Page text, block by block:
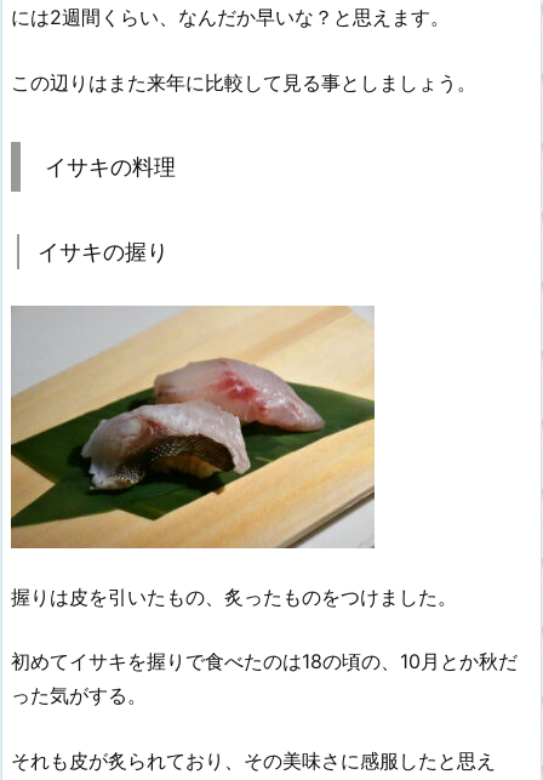
には2週間くらい、なんだか早いな？と思えます。
この辺りはまた来年に比較して見る事としましょう。
イサキの料理
イサキの握り
握りは皮を引いたもの、炙ったものをつけました。
初めてイサキを握りで食べたのは18の頃の、10月とか秋だ
った気がする。
それも皮が炙られており、その美味さに感服したと思え